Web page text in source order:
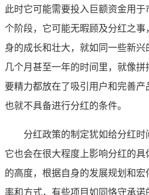
此时它可能需要投入巨额资金用
个阶段，它可能无暇顾及分红之
身的成长和壮大，就如同一些新
几个月甚至一年的时间里，就像
要精力都放在了吸引用户和完善
也就不具备进行分红的条件。
分红政策的制定犹如给分红时
它也会在很大程度上影响分红的
的高度，根据自身的发展规划和
率和方式，有些项目如同恪守承